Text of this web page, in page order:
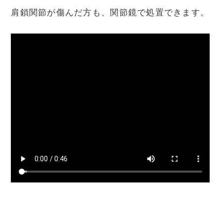
肩鎖関節が傷んだ方も、関節鏡で処置できます。